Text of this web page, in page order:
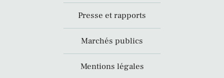
Presse et rapports
Marchés publics
Mentions légales